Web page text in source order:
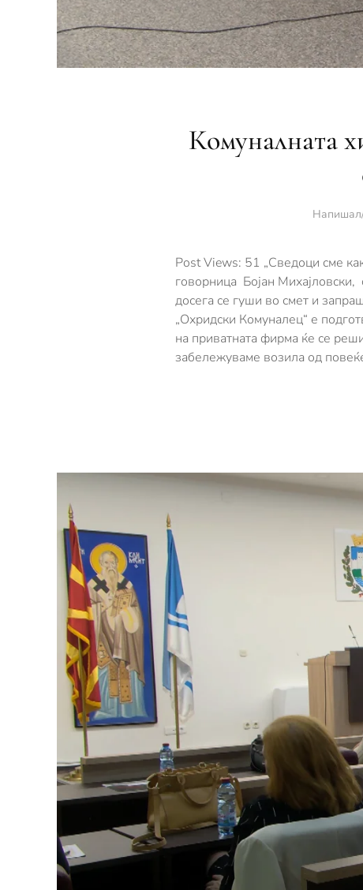
Комуналната
Post Views: 51 „Сведоци сме
говорница Бојан
досега се гуши во смет и
„Охридски Комуналец“ е
на приватната фирма ќе се
забележуваме возила од